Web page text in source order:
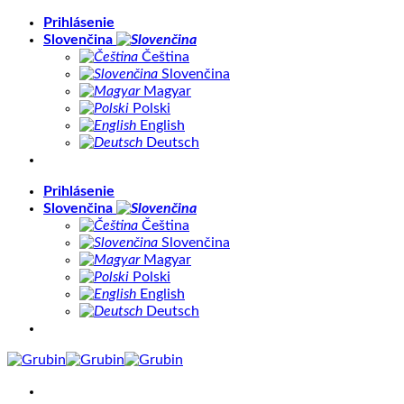
Skip
Prihlásenie
Slovenčina
Čeština
Slovenčina
Magyar
Polski
English
Deutsch
Prihlásenie
Slovenčina
Čeština
Slovenčina
Magyar
Polski
English
Deutsch